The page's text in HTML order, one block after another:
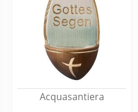
Acquasantiera